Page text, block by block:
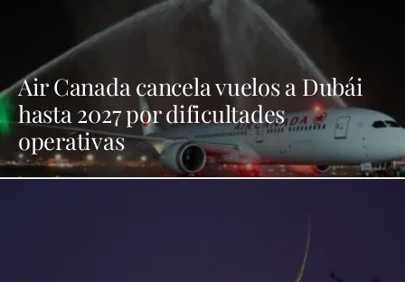
Air Canada cancela vuelos a Dubái
hasta 2027 por dificultades
operativas